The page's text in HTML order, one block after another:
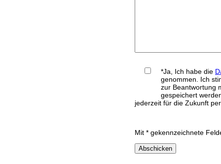
*Ja, Ich habe die
genommen. Ich
zur Beantwortung
gespeichert
jederzeit für die Zukunft
Mit * gekennzeichnete